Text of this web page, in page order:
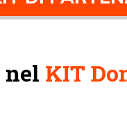
KIT